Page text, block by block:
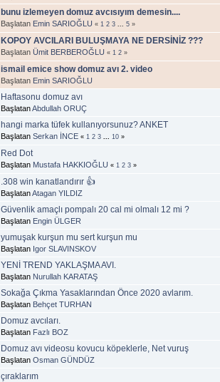
bunu izlemeyen domuz avcısıyım demesin....
Başlatan Emin SARIOĞLU « 1 2 3 5 »
KOPOY AVCILARI BULUŞMAYA NE DERSİNİZ ???
Başlatan Ümit BERBEROĞLU « 1 2 »
ismail emice show domuz avı 2. video
Başlatan Emin SARIOĞLU
Haftasonu domuz avı
BaşlatanAbdullah ORUÇ
hangi marka tüfek kullanıyorsunuz? ANKET
Başlatan Serkan İNCE « 1 2 3 10 »
Red Dot
Başlatan Mustafa HAKKIOĞLU « 1 2 3 »
.308 win kanatlandırır 👍
BaşlatanAtagan YILDIZ
Güvenlik amaçlı pompalı 20 cal mi olmalı 12 mi ?
Başlatan Engin ÜLGER
yumuşak kurşun mu sert kurşun mu
Başlatan Igor SLAVINSKOV
YENİ TREND YAKLAŞMA AVI.
Başlatan Nurullah KARATAŞ
Sokağa Çıkma Yasaklarından Önce 2020 avlarım.
Başlatan Behçet TURHAN
Domuz avcıları.
Başlatan Fazlı BOZ
Domuz avı videosu kovucu köpeklerle, Net vuruş
Başlatan Osman GÜNDÜZ
çıraklarım